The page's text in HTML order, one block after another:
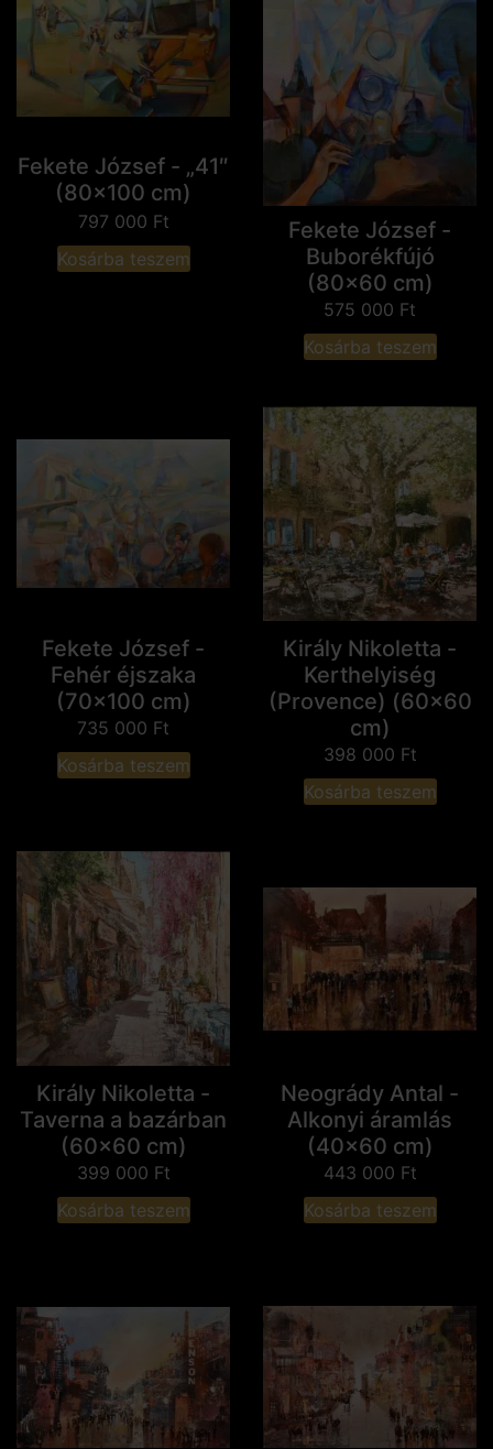
Fekete József - „41″
(80x100 cm)
797 000 Ft
Kosárba teszem
Fekete József -
Buborékfújó
(80x60 cm)
575 000 Ft
Kosárba teszem
Fekete József -
Fehér éjszaka
(70x100 cm)
735 000 Ft
Kosárba teszem
Király Nikoletta -
Kerthelyiség
(Provence) (60x60
cm)
398 000 Ft
Kosárba teszem
Király Nikoletta -
Taverna a bazárban
(60x60 cm)
399 000 Ft
Kosárba teszem
Neogrády Antal -
Alkonyi áramlás
(40x60 cm)
443 000 Ft
Kosárba teszem